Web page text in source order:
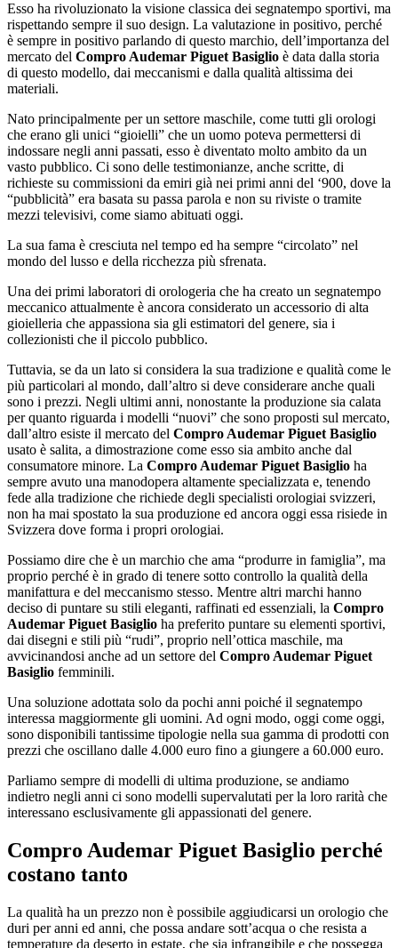
Esso ha rivoluzionato la visione classica dei segnatempo sportivi, ma
rispettando sempre il suo design. La valutazione in positivo, perché
è sempre in positivo parlando di questo marchio, dell’importanza del
mercato del Compro Audemar Piguet Basiglio è data dalla storia
di questo modello, dai meccanismi e dalla qualità altissima dei
materiali.
Nato principalmente per un settore maschile, come tutti gli orologi
che erano gli unici “gioielli” che un uomo poteva permettersi di
indossare negli anni passati, esso è diventato molto ambito da un
vasto pubblico. Ci sono delle testimonianze, anche scritte, di
richieste su commissioni da emiri già nei primi anni del ‘900, dove la
“pubblicità” era basata su passa parola e non su riviste o tramite
mezzi televisivi, come siamo abituati oggi.
La sua fama è cresciuta nel tempo ed ha sempre “circolato” nel
mondo del lusso e della ricchezza più sfrenata.
Una dei primi laboratori di orologeria che ha creato un segnatempo
meccanico attualmente è ancora considerato un accessorio di alta
gioielleria che appassiona sia gli estimatori del genere, sia i
collezionisti che il piccolo pubblico.
Tuttavia, se da un lato si considera la sua tradizione e qualità come le
più particolari al mondo, dall’altro si deve considerare anche quali
sono i prezzi. Negli ultimi anni, nonostante la produzione sia calata
per quanto riguarda i modelli “nuovi” che sono proposti sul mercato,
dall’altro esiste il mercato del Compro Audemar Piguet Basiglio
usato è salita, a dimostrazione come esso sia ambito anche dal
consumatore minore. La Compro Audemar Piguet Basiglio ha
sempre avuto una manodopera altamente specializzata e, tenendo
fede alla tradizione che richiede degli specialisti orologiai svizzeri,
non ha mai spostato la sua produzione ed ancora oggi essa risiede in
Svizzera dove forma i propri orologiai.
Possiamo dire che è un marchio che ama “produrre in famiglia”, ma
proprio perché è in grado di tenere sotto controllo la qualità della
manifattura e del meccanismo stesso. Mentre altri marchi hanno
deciso di puntare su stili eleganti, raffinati ed essenziali, la Compro
Audemar Piguet Basiglio ha preferito puntare su elementi sportivi,
dai disegni e stili più “rudi”, proprio nell’ottica maschile, ma
avvicinandosi anche ad un settore del Compro Audemar Piguet
Basiglio femminili.
Una soluzione adottata solo da pochi anni poiché il segnatempo
interessa maggiormente gli uomini. Ad ogni modo, oggi come oggi,
sono disponibili tantissime tipologie nella sua gamma di prodotti con
prezzi che oscillano dalle 4.000 euro fino a giungere a 60.000 euro.
Parliamo sempre di modelli di ultima produzione, se andiamo
indietro negli anni ci sono modelli supervalutati per la loro rarità che
interessano esclusivamente gli appassionati del genere.
Compro Audemar Piguet Basiglio perché
costano tanto
La qualità ha un prezzo non è possibile aggiudicarsi un orologio che
duri per anni ed anni, che possa andare sott’acqua o che resista a
temperature da deserto in estate, che sia infrangibile e che possegga